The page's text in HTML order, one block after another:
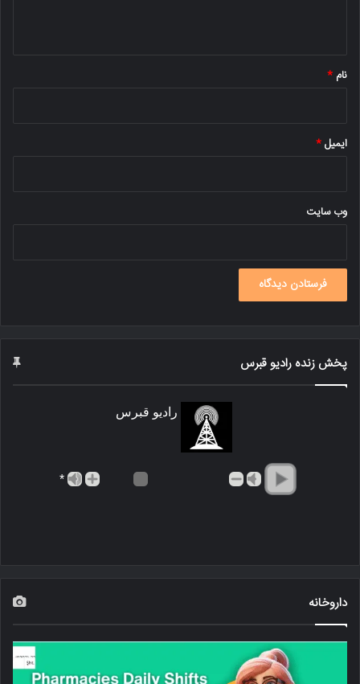
نام *
ایمیل*
وب‌ سایت
پخش زنده رادیو قبرس
رادیو قبرس
*
داروخانه